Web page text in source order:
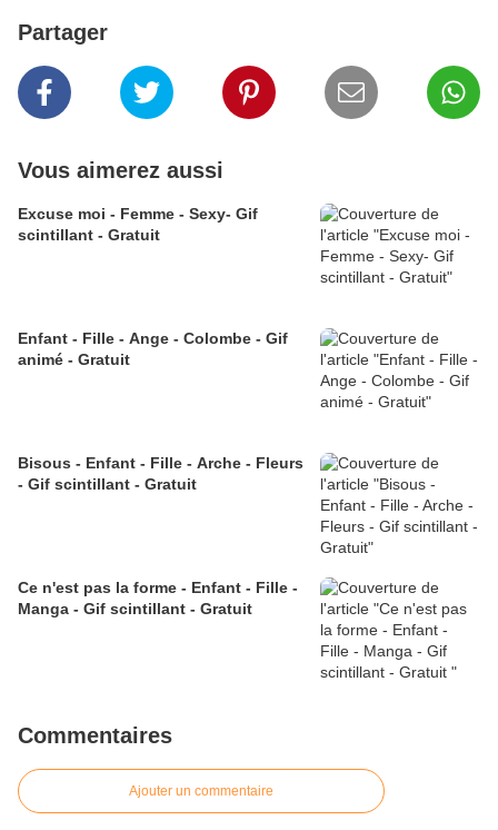
Partager
Vous aimerez aussi
Excuse moi - Femme - Sexy- Gif
scintillant - Gratuit
Enfant - Fille - Ange - Colombe - Gif
animé - Gratuit
Bisous - Enfant - Fille - Arche - Fleurs
- Gif scintillant - Gratuit
Ce n'est pas la forme - Enfant - Fille -
Manga - Gif scintillant - Gratuit
Commentaires
Ajouter un commentaire